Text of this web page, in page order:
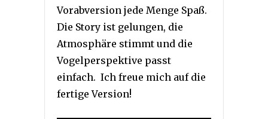
Vorabversion jede Menge Spaß.
Die Story ist gelungen, die
Atmosphäre stimmt und die
Vogelperspektive passt
einfach. Ich freue mich auf die
fertige Version!